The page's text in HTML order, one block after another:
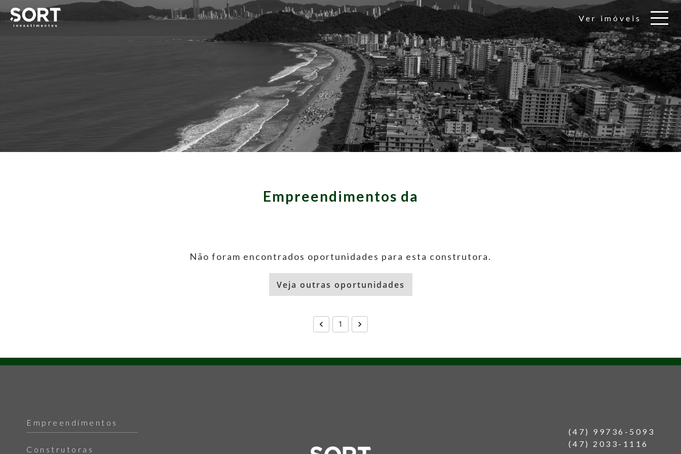
Ver imóveis
Empreendimentos da
Não foram encontrados oportunidades para esta construtora.
Veja outras oportunidades
1
Empreendimentos
Construtoras
(47) 99736-5093
(47) 2033-1116